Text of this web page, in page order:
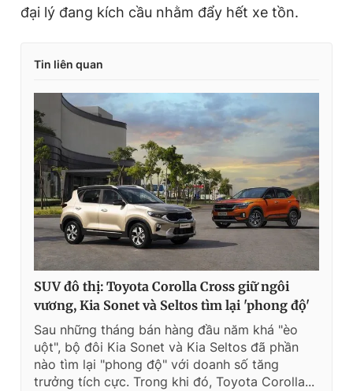
đại lý đang kích cầu nhằm đẩy hết xe tồn.
Tin liên quan
SUV đô thị: Toyota Corolla Cross giữ ngôi
vương, Kia Sonet và Seltos tìm lại 'phong độ'
Sau những tháng bán hàng đầu năm khá "èo
uột", bộ đôi Kia Sonet và Kia Seltos đã phần
nào tìm lại "phong độ" với doanh số tăng
trưởng tích cực. Trong khi đó, Toyota Corolla...